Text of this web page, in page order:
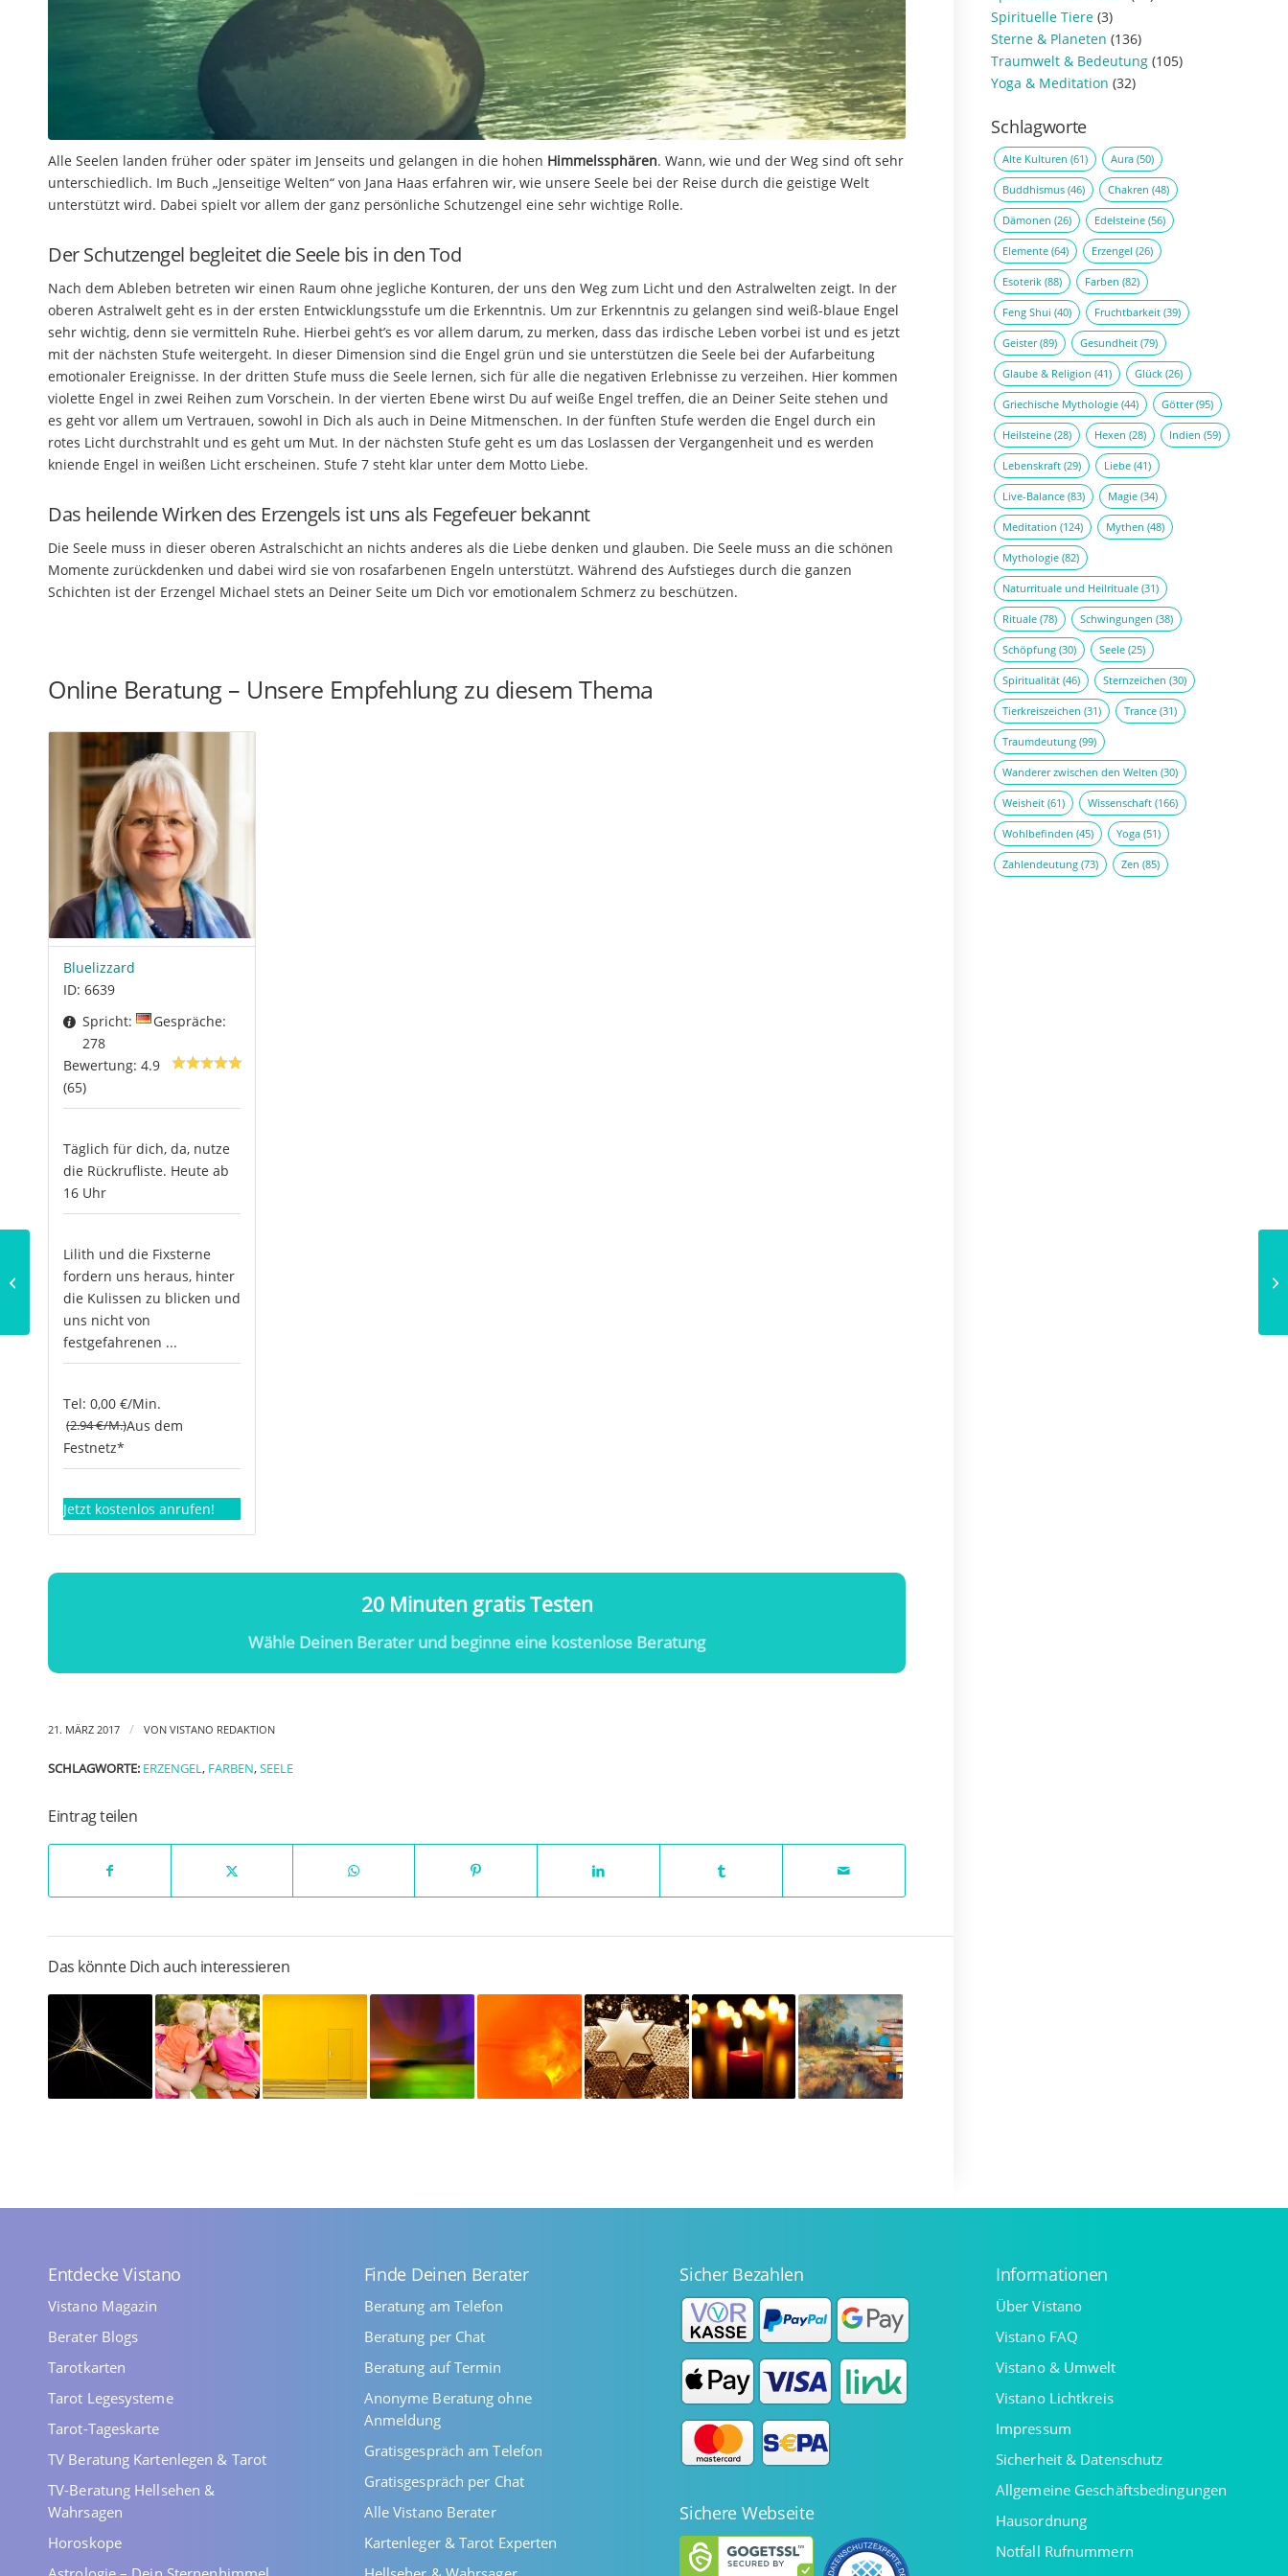
Alle Seelen landen früher oder später im Jenseits und gelangen in die hohen Himmelssphären. Wann, wie und der Weg sind oft sehr
unterschiedlich. Im Buch „Jenseitige Welten“ von Jana Haas erfahren wir, wie unsere Seele bei der Reise durch die geistige Welt
unterstützt wird. Dabei spielt vor allem der ganz persönliche Schutzengel eine sehr wichtige Rolle.
Der Schutzengel begleitet die Seele bis in den Tod
Nach dem Ableben betreten wir einen Raum ohne jegliche Konturen, der uns den Weg zum Licht und den Astralwelten zeigt. In der
oberen Astralwelt geht es in der ersten Entwicklungsstufe um die Erkenntnis. Um zur Erkenntnis zu gelangen sind weiß-blaue Engel
sehr wichtig, denn sie vermitteln Ruhe. Hierbei geht’s es vor allem darum, zu merken, dass das irdische Leben vorbei ist und es jetzt
mit der nächsten Stufe weitergeht. In dieser Dimension sind die Engel grün und sie unterstützen die Seele bei der Aufarbeitung
emotionaler Ereignisse. In der dritten Stufe muss die Seele lernen, sich für alle die negativen Erlebnisse zu verzeihen. Hier kommen
violette Engel in zwei Reihen zum Vorschein. In der vierten Ebene wirst Du auf weiße Engel treffen, die an Deiner Seite stehen und
es geht vor allem um Vertrauen, sowohl in Dich als auch in Deine Mitmenschen. In der fünften Stufe werden die Engel durch ein
rotes Licht durchstrahlt und es geht um Mut. In der nächsten Stufe geht es um das Loslassen der Vergangenheit und es werden
kniende Engel in weißen Licht erscheinen. Stufe 7 steht klar unter dem Motto Liebe.
Das heilende Wirken des Erzengels ist uns als Fegefeuer bekannt
Die Seele muss in dieser oberen Astralschicht an nichts anderes als die Liebe denken und glauben. Die Seele muss an die schönen
Momente zurückdenken und dabei wird sie von rosafarbenen Engeln unterstützt. Während des Aufstieges durch die ganzen
Schichten ist der Erzengel Michael stets an Deiner Seite um Dich vor emotionalem Schmerz zu beschützen.
Online Beratung – Unsere Empfehlung zu diesem Thema
Bluelizzard
ID: 6639
Spricht:
Gespräche:
278
Bewertung: 4.9
(65)
Täglich für dich, da, nutze
die Rückrufliste. Heute ab
16 Uhr
Lilith und die Fixsterne
fordern uns heraus, hinter
die Kulissen zu blicken und
uns nicht von
festgefahrenen ...
Tel: 0,00 €/Min.
(2.94 €/M.)Aus dem
Festnetz*
Jetzt kostenlos anrufen!
20 Minuten gratis Testen
Wähle Deinen Berater und beginne eine kostenlose Beratung
21. MÄRZ 2017 / VON VISTANO REDAKTION
SCHLAGWORTE: ERZENGEL, FARBEN,SEELE
Eintrag teilen
Das könnte Dich auch interessieren
Spirituelle Tiere (3)
Sterne & Planeten (136)
Traumwelt & Bedeutung (105)
Yoga & Meditation (32)
Schlagworte
Alte Kulturen (61) Aura (50)
Buddhismus (46) Chakren (48)
Dämonen (26) Edelsteine (56)
Elemente (64) Erzengel (26)
Esoterik (88) Farben (82)
Feng Shui (40) Fruchtbarkeit (39)
Geister(89) Gesundheit (79)
Glaube & Religion (41) Glück (26)
Griechische Mythologie (44) Götter(95)
Heilsteine (28) Hexen (28) Indien (59)
Lebenskraft (29) Liebe (41)
Live-Balance (83) Magie (34)
Meditation (124) Mythen (48)
Mythologie (82)
Naturrituale und Heilrituale (31)
Rituale (78) Schwingungen (38)
Schöpfung (30) Seele (25)
Spiritualität (46) Sternzeichen (30)
Tierkreiszeichen (31) Trance (31)
Traumdeutung (99)
Wanderer zwischen den Welten (30)
Weisheit (61) Wissenschaft (166)
Wohlbefinden (45) Yoga (51)
Zahlendeutung (73) Zen (85)
Entdecke Vistano
Vistano Magazin
Berater Blogs
Tarotkarten
Tarot Legesysteme
Tarot-Tageskarte
TV Beratung Kartenlegen & Tarot
TV-Beratung Hellsehen &
Wahrsagen
Horoskope
Finde Deinen Berater
Beratung am Telefon
Beratung per Chat
Beratung auf Termin
Anonyme Beratung ohne
Anmeldung
Gratisgespräch am Telefon
Gratisgespräch per Chat
Alle Vistano Berater
Kartenleger & Tarot Experten
Sicher Bezahlen
Sichere Webseite
Informationen
Über Vistano
Vistano FAQ
Vistano & Umwelt
Vistano Lichtkreis
Impressum
Sicherheit & Datenschutz
Allgemeine Geschäftsbedingungen
Hausordnung
Notfall Rufnummern
Folge Deinem Herzen –
oder?